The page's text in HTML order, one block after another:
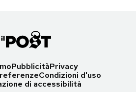
PubblicitàPrivacy
Condizioni d'uso
di accessibilità